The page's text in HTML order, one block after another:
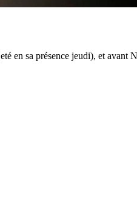
en sa présence jeudi), et